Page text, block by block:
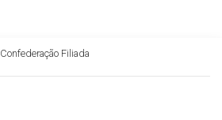
Confederação Filiada